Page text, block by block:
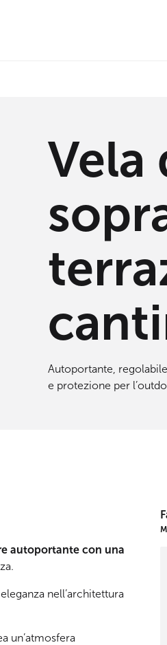
Vela
Autoportante,
e protezione per
autoportante con una
nell’architettura
un’atmosfera